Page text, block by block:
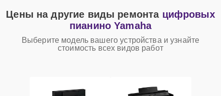
Цены на другие виды ремонта цифровых
пианино Yamaha
Выберите модель вашего устройства и узнайте
стоимость всех видов работ